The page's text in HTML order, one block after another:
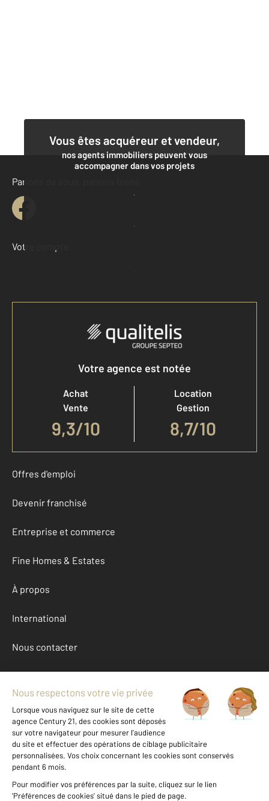
Vous êtes acquéreur et vendeur,
nos agents immobiliers peuvent vous
accompagner dans vos projets
Contacter l'agence
Demander une estimation
Parlons de vous, parlons biens
Votre compte :
Accéder à mon compte
Votre agence est notée
Achat
Vente
9,3/10
Location
Gestion
8,7/10
Offres d'emploi
Devenir franchisé
Entreprise et commerce
Fine Homes & Estates
À propos
International
Nous contacter
Mentions légales & CGU et Barèmes d'honoraires
Données personnelles
Gestionnaire des cookies
Location parking autour de ST MANDE (94160)